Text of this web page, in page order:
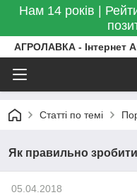
Нам 14 років |
АГРОЛАВКА - Інтернет
Статті по темі
Як правильно
05.04.2018